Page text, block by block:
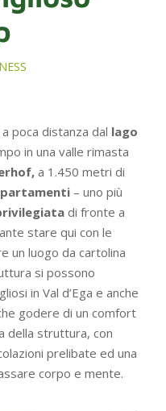
a poca distanza dal lago
in una valle rimasta
a 1.450 metri di
– uno più
di fronte a
stare qui con le
un luogo da cartolina
si possono
in Val d’Ega e anche
godere di un comfort
della struttura, con
prelibate ed una
corpo e mente.